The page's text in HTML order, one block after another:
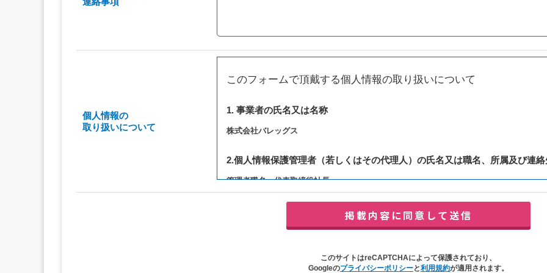
個人情報の
取り扱いについて
このフォームで頂戴する個人情報の取り扱いについて
1. 事業者の氏名又は名称
株式会社バレッグス
2.個人情報保護管理者（若しくはその代理人）の氏名又は職名、所属及び連絡
管理者職名：代表取締役社長
連絡先：privacy@balleggs.co.jp
（2）ご相談の対応（本人への連絡を含む）のため
（3）当サイトの各種サービスおよびサービスに関連した各種情報のメールによるご案内の
このサイトはreCAPTCHAによって保護されており、
Googleのプライバシーポリシーと利用規約が適用されます。